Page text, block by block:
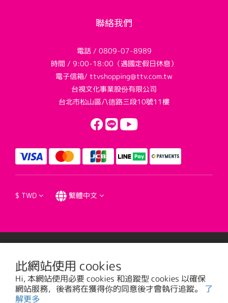
此網站使用 cookies
Hi, 本網站使用必要 cookies 和追蹤型 cookies 以確保
網站服務，後者將在獲得你的同意後才會執行追蹤。 了
解更多
聯絡我們
電話 / 0809-07-8989
時間 / 9:00-18:00（遇國定假日休息）
電子信箱/ ttvshopping@ttv.com.tw
台視文化事業股份有限公司
台北市松山區八德路三段10號11樓
$ TWD 繁體中文
台視文化事業股份有限公司版權所有 © 2016 TTV CULTURAL ENTERPRISE, LTD. All
Rights Reserved. | 統一編號: 20785373